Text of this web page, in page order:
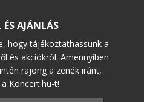
ÉS AJÁNLÁS
hogy tájékoztathassunk a
és akciókról. Amennyiben
rajong a zenék iránt,
Koncert.hu-t!